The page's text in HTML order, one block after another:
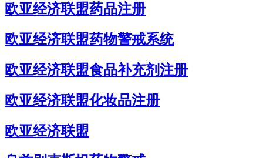
欧亚经济联盟药品注册
欧亚经济联盟药物警戒系统
欧亚经济联盟食品补充剂注册
欧亚经济联盟化妆品注册
欧亚经济联盟